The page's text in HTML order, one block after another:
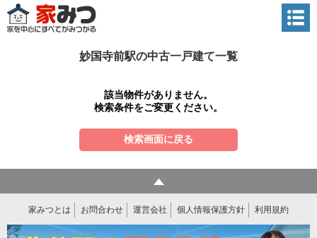
妙国寺前駅の中古一戸建て一覧
該当物件がありません。
検索条件をご変更ください。
検索画面に戻る
家みつとは お問合わせ 運営会社 個人情報保護方針 利用規約